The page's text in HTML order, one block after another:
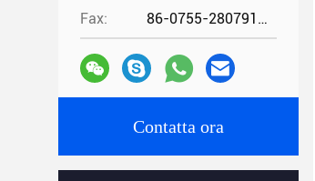
Fax: 86-0755-28079166
Contatta ora